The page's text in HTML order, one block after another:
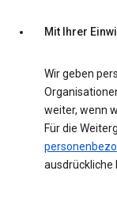
Mit Ihrer
Wir geben
weiter, wenn
Für die
ausdrückliche